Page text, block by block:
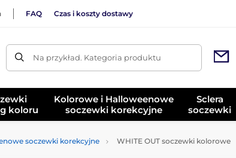
FAQ Czas i koszty dostawy
Na przykład. Kategoria produktu
koloru
Kolorowe i Halloweenowe
soczewki korekcyjne
Sclera
soczewki
soczewki korekcyjne WHITE OUT soczewki kolorowe